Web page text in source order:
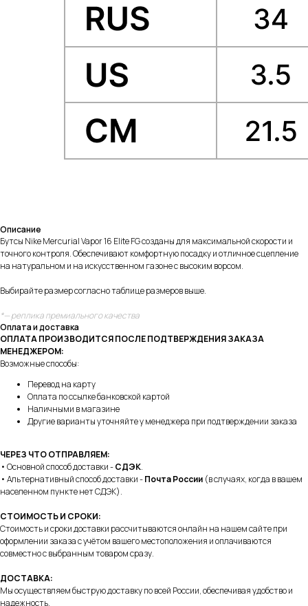
Описание
Бутсы Nike Mercurial Vapor 16 Elite FG созданы для максимальной скорости и
точного контроля. Обеспечивают комфортную посадку и отличное сцепление
на натуральном и на искусственном газоне с высоким ворсом.
Выбирайте размер согласно таблице размеров выше.
*— реплика премиального качества
Оплата и доставка
ОПЛАТА ПРОИЗВОДИТСЯ ПОСЛЕ ПОДТВЕРЖДЕНИЯ ЗАКАЗА
МЕНЕДЖЕРОМ:
Возможные способы:
Перевод на карту
Оплата по ссылке банковской картой
Наличными в магазине
Другие варианты уточняйте у менеджера при подтверждении заказа
ЧЕРЕЗ ЧТО ОТПРАВЛЯЕМ:
• Основной способ доставки -СДЭК.
• Альтернативный способ доставки -Почта России (в случаях, когда в вашем
населенном пункте нет СДЭК).
СТОИМОСТЬ И СРОКИ:
Стоимость и сроки доставки рассчитываются онлайн на нашем сайте при
оформлении заказа с учётом вашего местоположения и оплачиваются
совместно с выбранным товаром сразу.
ДОСТАВКА:
Мы осуществляем быструю доставку по всей России, обеспечивая удобство и
надежность.